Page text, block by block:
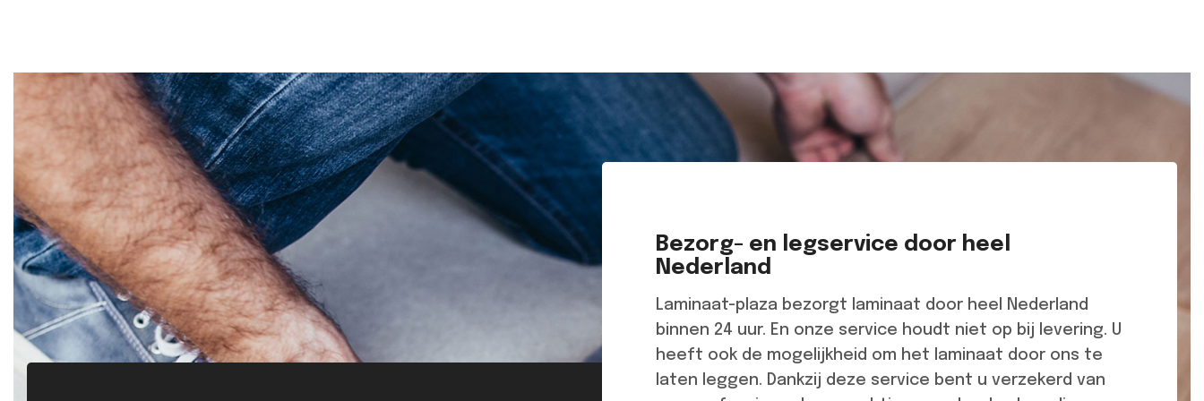
Bezorg- en legservice door heel
Nederland
Laminaat-plaza bezorgt laminaat door heel Nederland
binnen 24 uur. En onze service houdt niet op bij levering. U
heeft ook de mogelijkheid om het laminaat door ons te
laten leggen. Dankzij deze service bent u verzekerd van